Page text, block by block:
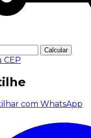
Calcular
CEP
com WhatsApp